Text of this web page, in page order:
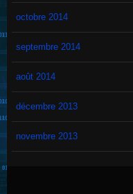
octobre 2014
septembre 2014
août 2014
décembre 2013
novembre 2013